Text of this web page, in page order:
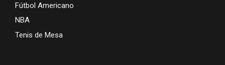
Fútbol Americano
NBA
Tenis de Mesa